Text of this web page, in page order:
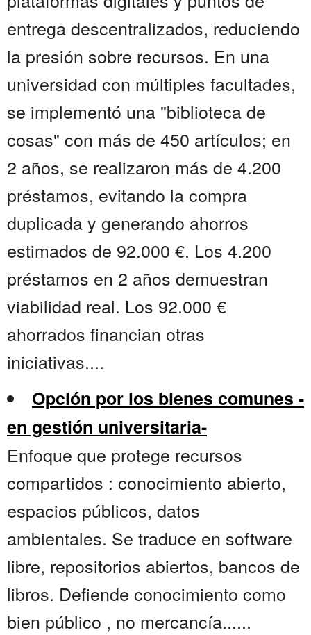
entrega descentralizados, reduciendo
la presión sobre recursos. En una
universidad con múltiples facultades,
se implementó una "biblioteca de
cosas" con más de 450 artículos; en
2 años, se realizaron más de 4.200
préstamos, evitando la compra
duplicada y generando ahorros
estimados de 92.000 €. Los 4.200
préstamos en 2 años demuestran
viabilidad real. Los 92.000 €
ahorrados financian otras
iniciativas....
Opción por los bienes comunes -
en gestión universitaria-
Enfoque que protege recursos
compartidos : conocimiento abierto,
espacios públicos, datos
ambientales. Se traduce en software
libre, repositorios abiertos, bancos de
libros. Defiende conocimiento como
bien público , no mercancía......